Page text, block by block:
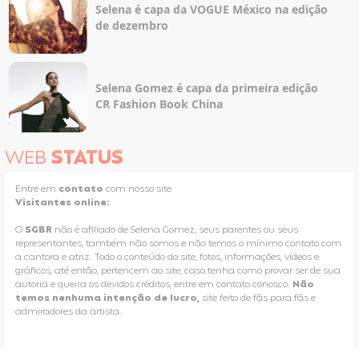
Selena é capa da VOGUE México na edição
de dezembro
Selena Gomez é capa da primeira edição
CR Fashion Book China
WEB STATUS
Entre em contato com nosso site
Visitantes online:
O SGBR não é afiliado de Selena Gomez, seus parentes ou seus
representantes, também não somos e não temos o mínimo contato com
a cantora e atriz. Todo o conteúdo do site, fotos, informações, vídeos e
gráficos, até então, pertencem ao site, caso tenha como provar ser de sua
autoria e queira os devidos créditos, entre em contato conosco. Não
temos nenhuma intenção de lucro, site feito de fãs para fãs e
admiradores da artista.